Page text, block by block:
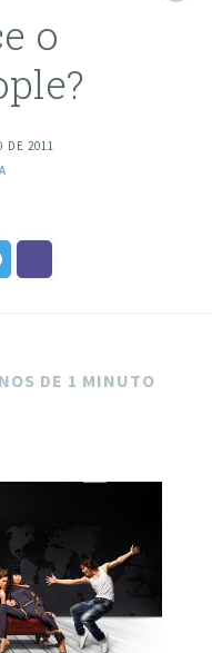
o
DE 2011
DE 1 MINUTO